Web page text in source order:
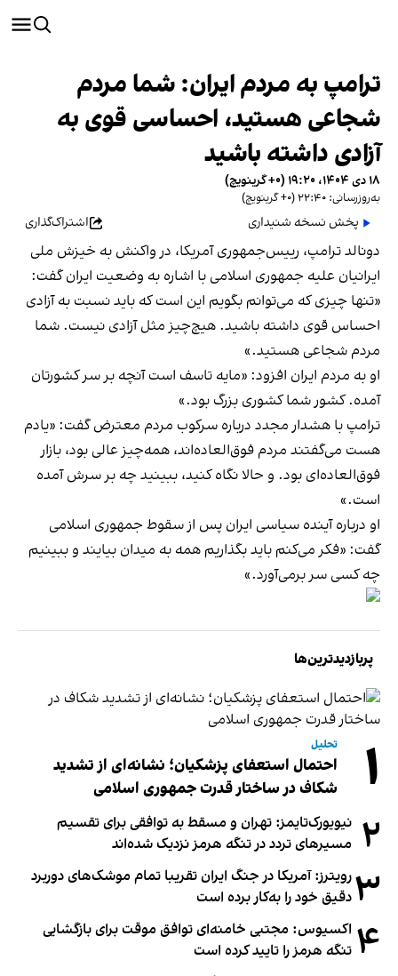
ترامپ به مردم ایران: شما مردم
شجاعی هستید، احساسی قوی به
آزادی داشته باشید
۱۸ دی ۱۴۰۴، ۱۹:۲۰ (‎+۰ گرینویچ)
به‌روزرسانی: ۲۲:۴۰ (‎+۰ گرینویچ)
پخش نسخه شنیداری اشتراک‌گذاری
دونالد ترامپ، رییس‌جمهوری آمریکا، در واکنش به خیزش ملی
ایرانیان علیه جمهوری اسلامی با اشاره به وضعیت ایران گفت:
«تنها چیزی که می‌توانم بگویم این است که باید نسبت به آزادی
احساس قوی داشته باشید. هیچ‌چیز مثل آزادی نیست. شما
مردم شجاعی هستید.»
او به مردم ایران افزود: «مایه تاسف است آنچه بر سر کشورتان
آمده. کشور شما کشوری بزرگ بود.»
ترامپ با هشدار مجدد درباره سرکوب مردم معترض گفت: «یادم
هست می‌گفتند مردم فوق‌العاده‌اند، همه‌چیز عالی بود، بازار
فوق‌العاده‌ای بود. و حالا نگاه کنید، ببینید چه بر سرش آمده
است.»
او درباره آینده سیاسی ایران پس از سقوط جمهوری اسلامی
گفت: «فکر می‌کنم باید بگذاریم همه به میدان بیایند و ببینیم
چه کسی سر برمی‌آورد.»
پربازدیدترین‌ها
۱ تحلیل
احتمال استعفای پزشکیان؛ نشانه‌ای از تشدید
شکاف در ساختار قدرت جمهوری اسلامی
۲ نیویورک‌تایمز: تهران و مسقط به توافقی برای تقسیم
مسیرهای تردد در تنگه هرمز نزدیک شده‌اند
۳رویترز: آمریکا در جنگ ایران تقریبا تمام موشک‌های دوربرد
دقیق خود را به‌کار برده است
۴ اکسیوس: مجتبی خامنه‌ای توافق موقت برای بازگشایی
تنگه هرمز را تایید کرده است